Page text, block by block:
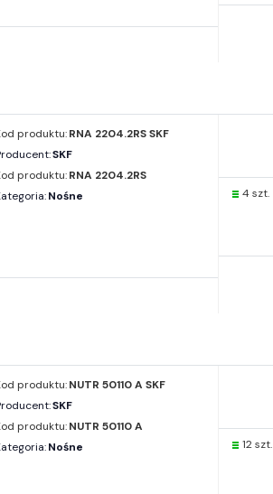
produktu:RNA 2204.2RS SKF
SKF
produktu:RNA 2204.2RS
Nośne 4 szt.
produktu:NUTR 50110 A SKF
SKF
produktu:NUTR 50110 A
Nośne 12 szt.